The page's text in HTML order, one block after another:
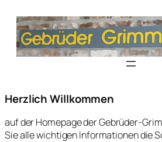
Herzlich Willkommen
auf der Homepage der Gebrüder-
Sie alle wichtigen Informationen die